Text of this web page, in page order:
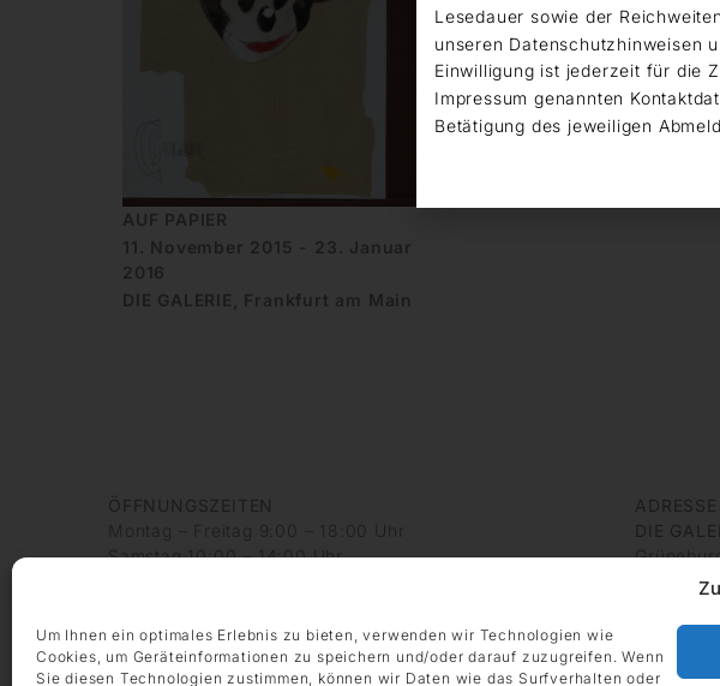
Um Ihnen ein optimales Erlebnis zu bieten, verwenden wir Technologien wie
Cookies, um Geräteinformationen zu speichern und/oder darauf zuzugreifen. Wenn
Sie diesen Technologien zustimmen, können wir Daten wie das Surfverhalten oder
AUF PAPIER
11. November 2015 - 23. Januar
2016
DIE GALERIE, Frankfurt am Main
ÖFFNUNGSZEITEN
Montag – Freitag 9:00 – 18:00 Uhr
Samstag 10:00 – 14:00 Uhr
+49 69 97 14 71 0
+49 69 97 14 71 20
ADRESSE
DIE
60323
Lesedauer sowie der
unseren Datenschutzhinweisen
Einwilligung ist jederzeit für die
Impressum genannten
Betätigung des jeweiligen